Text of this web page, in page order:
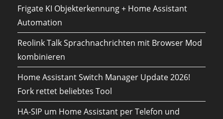
Frigate KI Objekterkennung + Home Assistant
Automation
Reolink Talk Sprachnachrichten mit Browser Mod
kombinieren
Home Assistant Switch Manager Update 2026!
Fork rettet beliebtes Tool
HA-SIP um Home Assistant per Telefon und